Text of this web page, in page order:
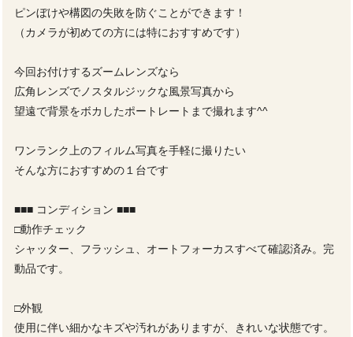
ピンぼけや構図の失敗を防ぐことができます！
（カメラが初めての方には特におすすめです）
今回お付けするズームレンズなら
広角レンズでノスタルジックな風景写真から
望遠で背景をボカしたポートレートまで撮れます^^
ワンランク上のフィルム写真を手軽に撮りたい
そんな方におすすめの１台です
■■■ コンディション ■■■
□動作チェック
シャッター、フラッシュ、オートフォーカスすべて確認済み。完
動品です。
□外観
使用に伴い細かなキズや汚れがありますが、きれいな状態です。